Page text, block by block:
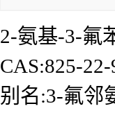
2-氨基-3-氟
CAS:825-22-
别名:3-氟邻